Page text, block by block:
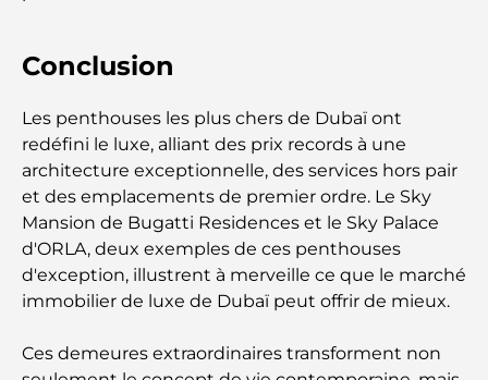
vivent à Dubaï
Les meilleurs restaurants avec vue sur le Burj
Khalifa pour une expérience culinaire mémorable
Écoles américaines à Dubaï : Guide complet pour
les parents
meilleures façons de profiter de la ville
Conclusion
Les penthouses les plus chers de Dubaï ont
redéfini le luxe, alliant des prix records à une
architecture exceptionnelle, des services hors pair
et des emplacements de premier ordre. Le Sky
Mansion de Bugatti Residences et le Sky Palace
d'ORLA, deux exemples de ces penthouses
d'exception, illustrent à merveille ce que le marché
immobilier de luxe de Dubaï peut offrir de mieux.
Ces demeures extraordinaires transforment non